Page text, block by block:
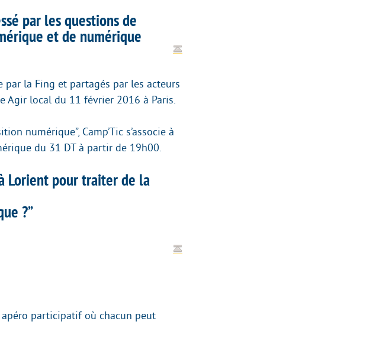
par les questions de
et de numérique
la Fing et partagés par les acteurs
Agir local du 11 février 2016 à Paris.
numérique”, Camp’Tic s’associe à
du 31 DT à partir de 19h00.
Lorient pour traiter de la
?”
participatif où chacun peut